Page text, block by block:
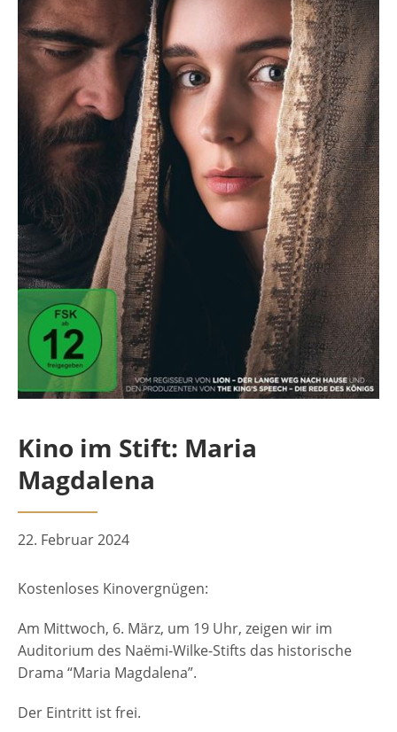
Kino im Stift: Maria
Magdalena
22. Februar 2024
Kostenloses Kinovergnügen:
Am Mittwoch, 6. März, um 19 Uhr, zeigen wir im
Auditorium des Naëmi-Wilke-Stifts das historische
Drama “Maria Magdalena”.
Der Eintritt ist frei.